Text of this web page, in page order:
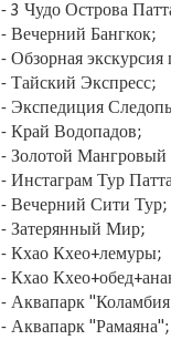
- 3 Чудо Острова
- Вечерний Бангкок;
- Обзорная экскурсия
- Тайский Экспресс;
- Экспедиция
- Край Водопадов;
- Золотой Мангровый
- Инстаграм Тур
- Вечерний Сити Тур;
- Затерянный Мир;
- Кхао Кхео+лемуры;
- Кхао
- Аквапарк
- Аквапарк "Рамаяна";